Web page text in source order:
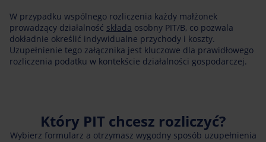
W przypadku wspólnego rozliczenia każdy małżonek
prowadzący działalność składa osobny PIT/B, co pozwala
dokładnie określić indywidualne przychody i koszty.
Uzupełnienie tego załącznika jest kluczowe dla prawidłowego
rozliczenia podatku w kontekście działalności gospodarczej.
Który PIT chcesz rozliczyć?
Wybierz formularz a otrzymasz wygodny sposób uzupełnienia